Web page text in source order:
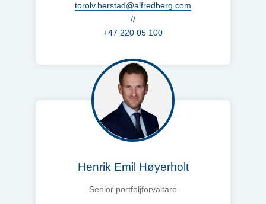
torolv.herstad@alfredberg.com
//
+47 220 05 100
Henrik Emil Høyerholt
Senior portföljförvaltare